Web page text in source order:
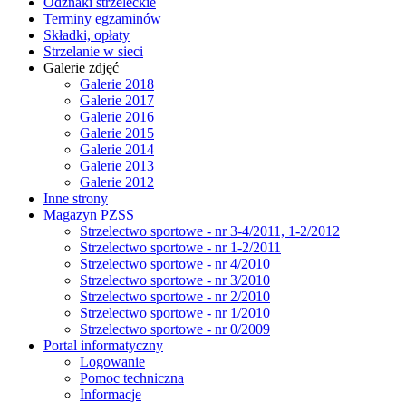
Terminy egzaminów
Składki, opłaty
Strzelanie w sieci
Galerie zdjęć
Galerie 2018
Galerie 2017
Galerie 2016
Galerie 2015
Galerie 2014
Galerie 2013
Galerie 2012
Inne strony
Magazyn PZSS
Strzelectwo sportowe - nr 3-4/2011, 1-2/2012
Strzelectwo sportowe - nr 1-2/2011
Strzelectwo sportowe - nr 4/2010
Strzelectwo sportowe - nr 3/2010
Strzelectwo sportowe - nr 2/2010
Strzelectwo sportowe - nr 1/2010
Strzelectwo sportowe - nr 0/2009
Portal informatyczny
Logowanie
Pomoc techniczna
Informacje